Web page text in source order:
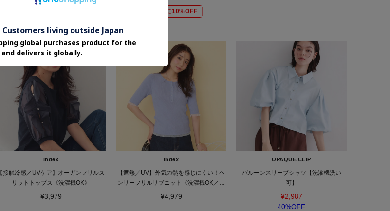
さらに10%OFF
index
【接触冷感／UVケア】オーガンフリルス
リットトップス《洗濯機OK》
¥3,979
index
【遮熱／UV】外気の熱を感じにくい！ヘ
ンリーフリルリブニット《洗濯機OK／抗
ピリング》
¥4,979
OPAQUE.CLIP
バルーンスリーブシャツ【洗濯機洗い
可】
¥2,987
40%OFF